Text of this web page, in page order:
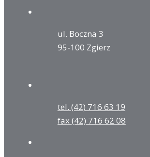
ul. Boczna 3
95-100 Zgierz
tel. (42) 716 63 19
fax (42) 716 62 08